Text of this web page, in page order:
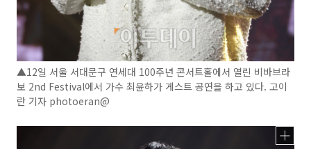
▲12일 서울 서대문구 연세대 100주년 콘서트홀에서 열린 비바브라
보 2nd Festival에서 가수 최윤하가 게스트 공연을 하고 있다. 고이
란 기자 photoeran@